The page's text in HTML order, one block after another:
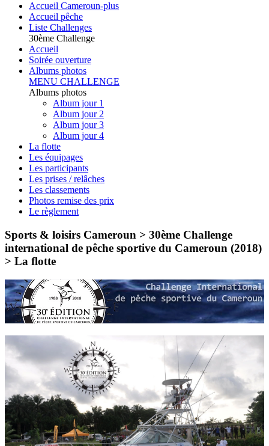
Accueil Cameroun-plus
Accueil pêche
Liste Challenges
30ème Challenge
Accueil
Soirée ouverture
Albums photos
MENU CHALLENGE
Albums photos
Album jour 1
Album jour 2
Album jour 3
Album jour 4
La flotte
Les équipages
Les participants
Les prises / relâches
Les classements
Photos remise des prix
Le règlement
Sports & loisirs Cameroun > 30ème Challenge
international de pêche sportive du Cameroun (2018)
> La flotte